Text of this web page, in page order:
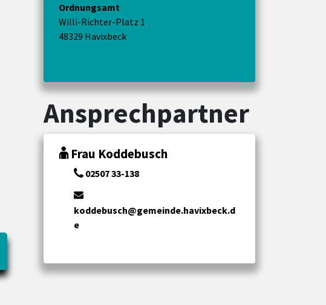
Ordnungsamt
Willi-Richter-Platz 1
48329 Havixbeck
Ansprechpartner
Frau Koddebusch
02507 33-138
koddebusch@gemeinde.havixbeck.d
e